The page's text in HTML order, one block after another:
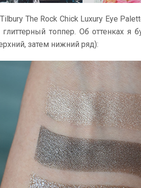
The Rock Chick Luxury Eye
топпер. Об оттенках я
затем нижний ряд):